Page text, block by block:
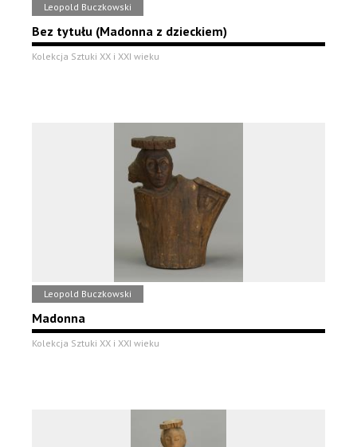
Leopold Buczkowski
Bez tytułu (Madonna z dzieckiem)
Kolekcja Sztuki XX i XXI wieku
Leopold Buczkowski
Madonna
Kolekcja Sztuki XX i XXI wieku